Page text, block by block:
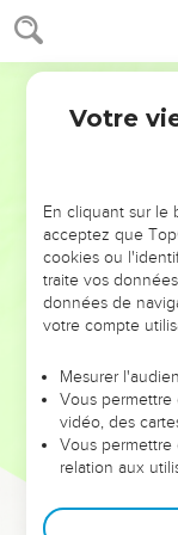
2 Chroniques
Le Chroniste ne
Salomon, passant
fin de sa vie (2 R
l’Eternel sous
par les rapatriés :
Chroniques), le
6.6,34,38), Dieu
servir devant le
il approuve la
Jérusalem et le
déporté. Par sa
comprendre aux
fidèle à ses
Dans la seconde
Juda du schisme
Votre
En cliquant sur le
acceptez que
cookies ou
traite vos
données de
votre compte
Mesurer
Vous permettre
vidéo, des
Vous
relation aux